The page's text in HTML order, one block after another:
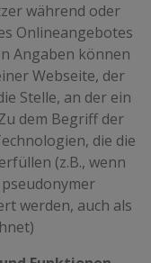
während oder
Onlineangebotes
Angaben können
Webseite, der
Stelle, an der ein
dem Begriff der
die die
(z.B., wenn
werden, auch als